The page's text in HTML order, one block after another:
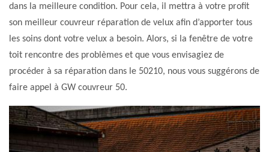
dans la meilleure condition. Pour cela, il mettra à votre profit
son meilleur couvreur réparation de velux afin d’apporter tous
les soins dont votre velux a besoin. Alors, si la fenêtre de votre
toit rencontre des problèmes et que vous envisagiez de
procéder à sa réparation dans le 50210, nous vous suggérons de
faire appel à GW couvreur 50.